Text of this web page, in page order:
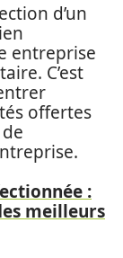
d’un
entreprise
C’est
offertes
:
meilleurs